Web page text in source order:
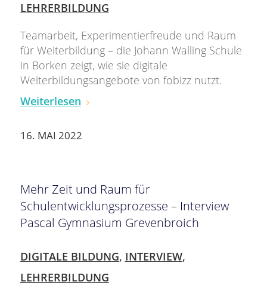
LEHRERBILDUNG
Teamarbeit, Experimentierfreude und Raum
für Weiterbildung – die Johann Walling Schule
in Borken zeigt, wie sie digitale
Weiterbildungsangebote von fobizz nutzt.
Weiterlesen
16. MAI 2022
Mehr Zeit und Raum für
Schulentwicklungsprozesse – Interview
Pascal Gymnasium Grevenbroich
DIGITALE BILDUNG, INTERVIEW,
LEHRERBILDUNG